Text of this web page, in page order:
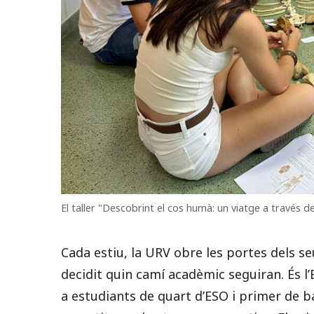
El taller "Descobrint el cos humà: un viatge a través
Cada estiu, la URV obre les portes dels
decidit quin camí acadèmic seguiran. És
a estudiants de quart d’ESO i primer de